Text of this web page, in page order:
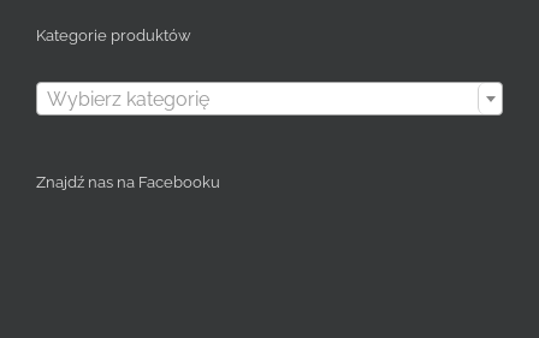
Kategorie produktów
Wybierz kategorię
Znajdź nas na Facebooku